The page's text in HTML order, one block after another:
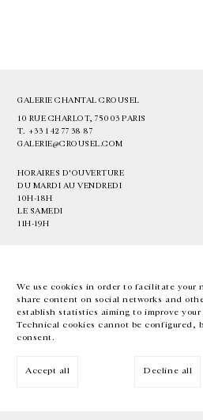
We use cookies in order to facilitate your
share content on social networks and
establish statistics aiming to improve
Technical cookies cannot be configured,
consent.
Accept all Decline all
GALERIE CHANTAL CROUSEL
10 RUE CHARLOT, 75003 PARIS
T. +33 1 42 77 38 87
GALERIE@CROUSEL.COM
HORAIRES D'OUVERTURE
DU MARDI AU VENDREDI
10H-18H
LE SAMEDI
11H-19H
EN FR 中文 Facebook Instagram
Inscrivez-vous à notre newsletter